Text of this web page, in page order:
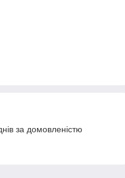
за домовленістю